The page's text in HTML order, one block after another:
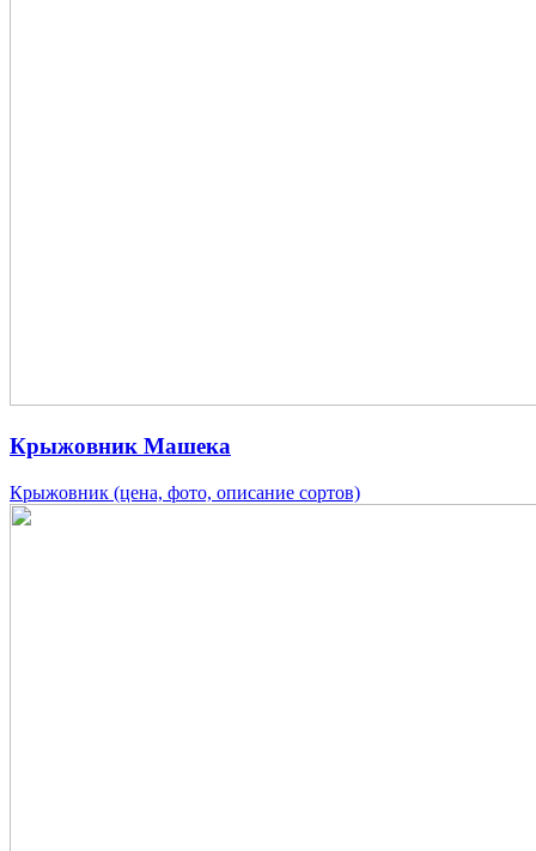
Крыжовник Машека
Крыжовник (цена, фото, описание сортов)